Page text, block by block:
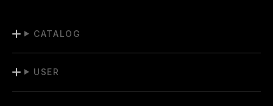
CATALOG
USER